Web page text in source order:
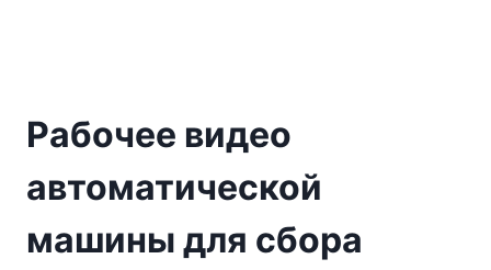
Рабочее видео
автоматической
машины для сбора